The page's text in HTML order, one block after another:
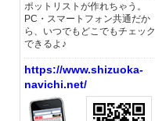
ポットリストが作れちゃう。
PC・スマートフォン共通だか
ら、いつでもどこでもチェック
できるよ♪
https://www.shizuoka-
navichi.net/